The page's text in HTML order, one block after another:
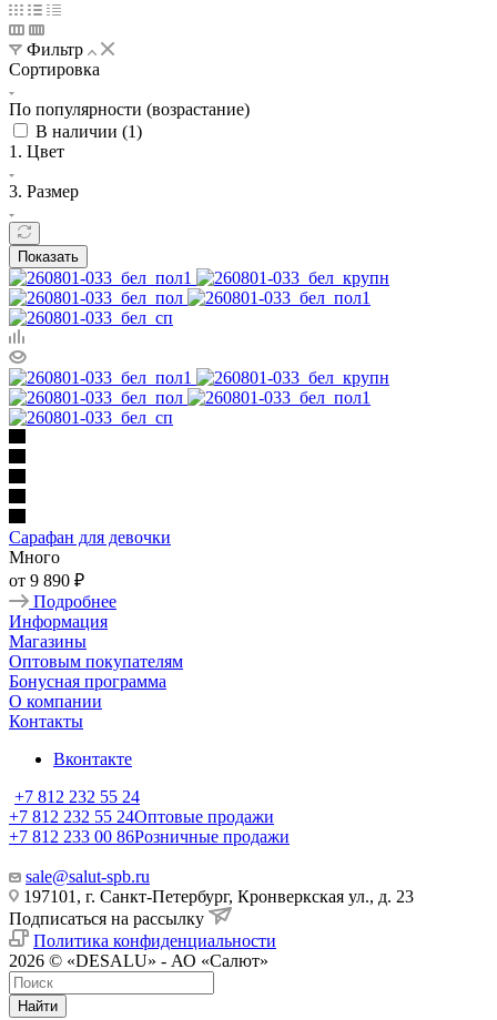
Фильтр
Сортировка
По популярности (возрастание)
В наличии (1)
1. Цвет
3. Размер
Показать
Сарафан для девочки
Много
от 9 890 ₽
Подробнее
Информация
Магазины
Оптовым покупателям
Бонусная программа
О компании
Контакты
Вконтакте
+7 812 232 55 24
+7 812 232 55 24Оптовые продажи
+7 812 233 00 86Розничные продажи
sale@salut-spb.ru
197101, г. Санкт-Петербург, Кронверкская ул., д. 23
Подписаться на рассылку
Политика конфиденциальности
2026 © «DESALU» - АО «Салют»
Найти